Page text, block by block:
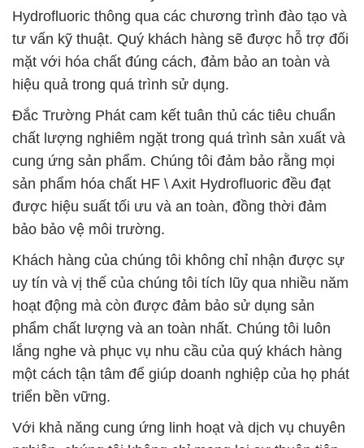
Hydrofluoric thông qua các chương trình đào tạo và
tư vấn kỹ thuật. Quý khách hàng sẽ được hỗ trợ đối
mặt với hóa chất đúng cách, đảm bảo an toàn và
hiệu quả trong quá trình sử dụng.
Đắc Trường Phát cam kết tuân thủ các tiêu chuẩn
chất lượng nghiêm ngặt trong quá trình sản xuất và
cung ứng sản phẩm. Chúng tôi đảm bảo rằng mọi
sản phẩm hóa chất HF \ Axit Hydrofluoric đều đạt
được hiệu suất tối ưu và an toàn, đồng thời đảm
bảo bảo vệ môi trường.
Khách hàng của chúng tôi không chỉ nhận được sự
uy tín và vị thế của chúng tôi tích lũy qua nhiều năm
hoạt động mà còn được đảm bảo sử dụng sản
phẩm chất lượng và an toàn nhất. Chúng tôi luôn
lắng nghe và phục vụ nhu cầu của quý khách hàng
một cách tận tâm để giúp doanh nghiệp của họ phát
triển bền vững.
Với khả năng cung ứng linh hoạt và dịch vụ chuyên